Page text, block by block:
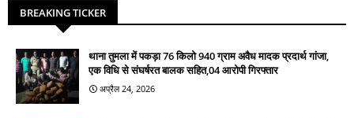
BREAKING TICKER
थाना तुमला में पकड़ा 76 किलो 940 ग्राम अवैध मादक प्रदार्थ गांजा,
एक विधि से संघर्षरत बालक सहित,04 आरोपी गिरफ्तार
अप्रैल 24, 2026